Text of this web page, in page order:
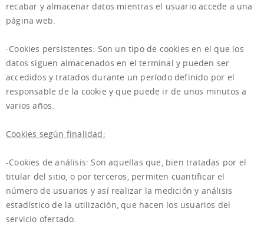
recabar y almacenar datos mientras el usuario accede a una
página web.
-Cookies persistentes: Son un tipo de cookies en el que los
datos siguen almacenados en el terminal y pueden ser
accedidos y tratados durante un período definido por el
responsable de la cookie y que puede ir de unos minutos a
varios años.
Cookies según finalidad:
-Cookies de análisis: Son aquellas que, bien tratadas por el
titular del sitio, o por terceros, permiten cuantificar el
número de usuarios y así realizar la medición y análisis
estadístico de la utilización, que hacen los usuarios del
servicio ofertado.